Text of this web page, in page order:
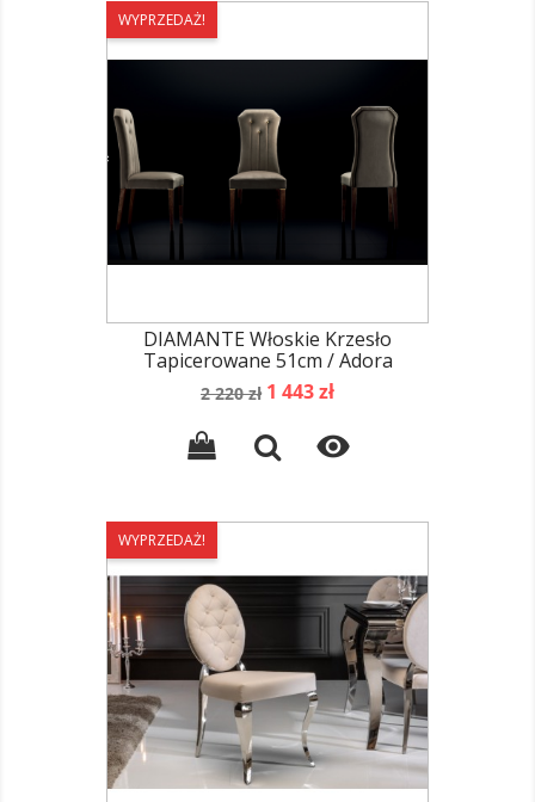
WYPRZEDAŻ!
DIAMANTE Włoskie Krzesło
Tapicerowane 51cm / Adora
Cena
2 220 zł Cena
1 443 zł

WYPRZEDAŻ!